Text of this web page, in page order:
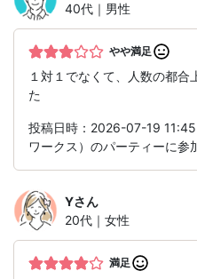
40代｜男性
やや満足
１対１でなくて、人数の都合
た
投稿日時：2026-07-19
ワークス）のパーティーに参
Yさん
20代｜女性
満足